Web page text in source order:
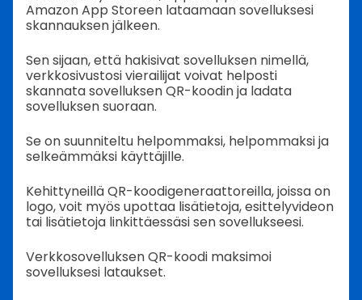
Amazon App Storeen lataamaan sovelluksesi
skannauksen jälkeen.
Sen sijaan, että hakisivat sovelluksen nimellä,
verkkosivustosi vierailijat voivat helposti
skannata sovelluksen QR-koodin ja ladata
sovelluksen suoraan.
Se on suunniteltu helpommaksi, helpommaksi ja
selkeämmäksi käyttäjille.
Kehittyneillä QR-koodigeneraattoreilla, joissa on
logo, voit myös upottaa lisätietoja, esittelyvideon
tai lisätietoja linkittäessäsi sen sovellukseesi.
Verkkosovelluksen QR-koodi maksimoi
sovelluksesi lataukset.